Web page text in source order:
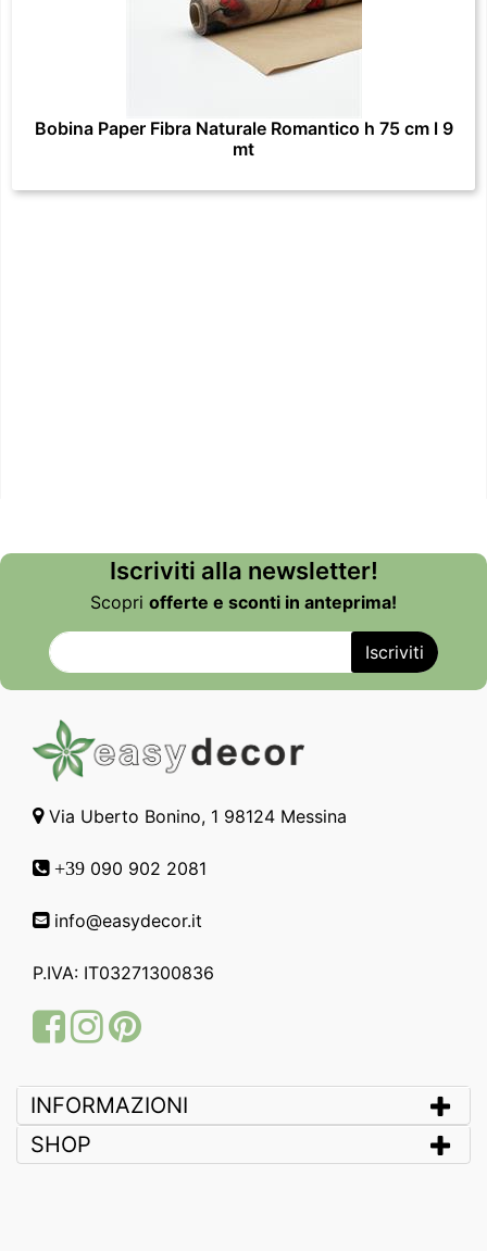
Bobina Paper Fibra Naturale Romantico h 75 cm l 9
mt
Iscriviti alla newsletter!
Scopri offerte e sconti in anteprima!
Via Uberto Bonino, 1 98124 Messina
+39 090 902 2081
info@easydecor.it
P.IVA: IT03271300836
FacebookInstagram
Pinterest
INFORMAZIONI
SHOP